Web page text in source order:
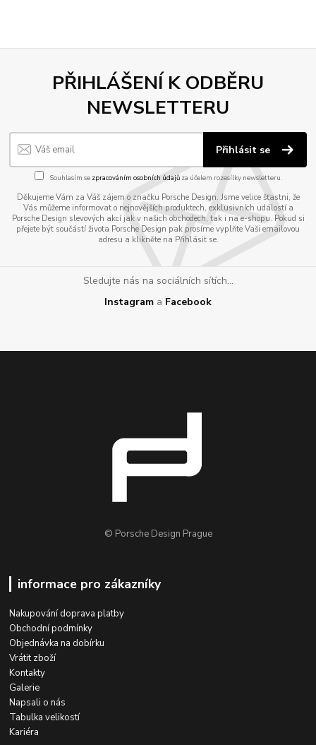
PŘIHLÁŠENÍ K ODBĚRU
NEWSLETTERU
Přihlásit se
Souhlasím se zpracováním osobních údajůza účelem rozesílky newsletteru.
Děkujeme Vám za Váš zájem o značku Porsche Design. Jsme velice šťastni, že
Vás můžeme informovat o nejnovějších produktech, exklusivních událostí a
Porsche Design slevových akcí jak v našich obchodech, tak i na e-shopu. Pokud si
přejete být součástí života Porsche Design pak prosíme vyplňte Vaši emailovou
adresu a klikněte na Přihlásit se.
Sledujte nás na sociálních sítích...
Instagram a Facebook
© Porsche Design Prague
informace pro zákazníky
Nakupování doprava platby
Obchodní podmínky
Objednávka na dobírku
Vrátit zboží
Kontakty
Galerie
Napsali o nás
Tabulka velikostí
Kariéra